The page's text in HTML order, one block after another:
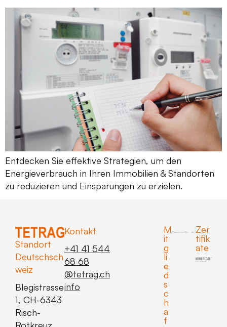
Entdecken Sie effektive Strategien, um den
Energieverbrauch in Ihren Immobilien & Standorten
zu reduzieren und Einsparungen zu erzielen.
Standort
Deutschsch
weiz
Blegistrasse
1, CH-6343
Risch-
Kontakt
+41 41 544
68 68
hc.gartet
@
ofni
M
it
g
li
e
d
s
c
h
a
f
Zer
tifik
ate